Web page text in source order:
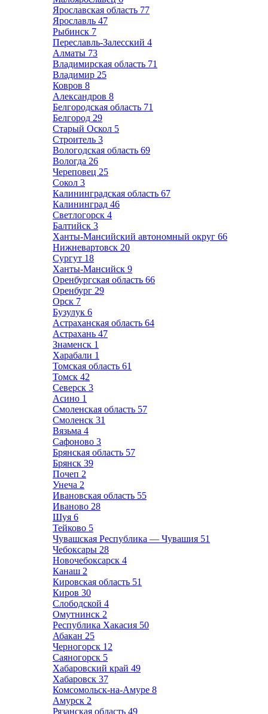
Ярославская область 77
Ярославль 47
Рыбинск 7
Переславль-Залесский 4
Алматы 73
Владимирская область 71
Владимир 25
Ковров 8
Александров 8
Белгородская область 71
Белгород 29
Старый Оскол 5
Строитель 3
Вологодская область 69
Вологда 26
Череповец 25
Сокол 3
Калининградская область 67
Калининград 46
Светлогорск 4
Балтийск 3
Ханты-Мансийский автономный округ 66
Нижневартовск 20
Сургут 18
Ханты-Мансийск 9
Оренбургская область 66
Оренбург 29
Орск 7
Бузулук 6
Астраханская область 64
Астрахань 47
Знаменск 1
Харабали 1
Томская область 61
Томск 42
Северск 3
Асино 1
Смоленская область 57
Смоленск 31
Вязьма 4
Сафоново 3
Брянская область 57
Брянск 39
Почеп 2
Унеча 2
Ивановская область 55
Иваново 28
Шуя 6
Тейково 5
Чувашская Республика — Чувашия 51
Чебоксары 28
Новочебоксарск 4
Канаш 2
Кировская область 51
Киров 30
Слободской 4
Омутнинск 2
Республика Хакасия 50
Абакан 25
Черногорск 12
Саяногорск 5
Хабаровский край 49
Хабаровск 37
Комсомольск-на-Амуре 8
Амурск 2
Рязанская область 49